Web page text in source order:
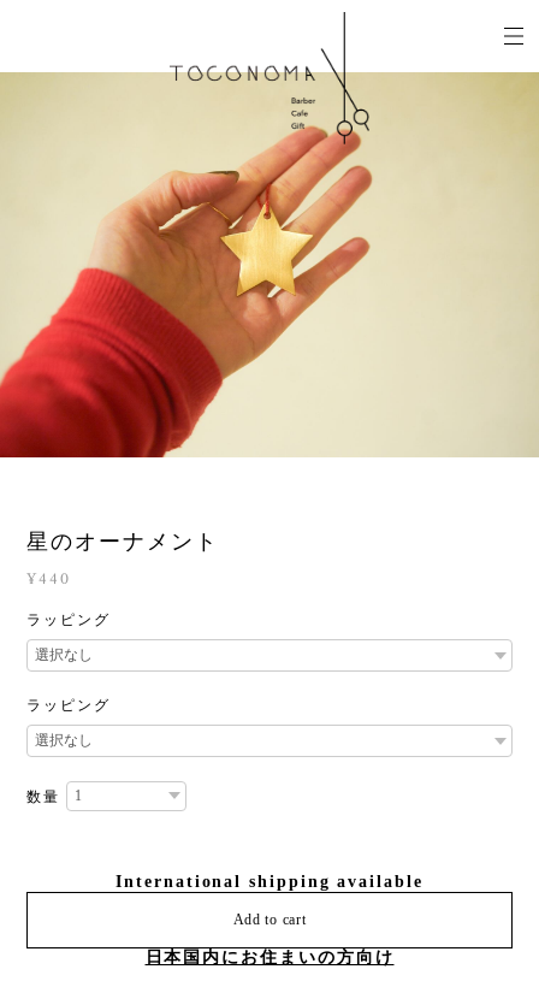
星のオーナメント
¥440
ラッピング
ラッピング
数量
International shipping available
Add to cart
日本国内にお住まいの方向け